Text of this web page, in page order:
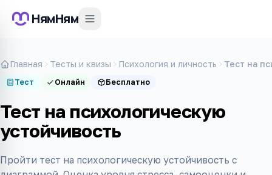
НямНям
Главная Тесты и квизы Психология и личность Тест на
Тест Онлайн Бесплатно
Тест на психологическую
устойчивость
Пройти тест на психологическую устойчивость с